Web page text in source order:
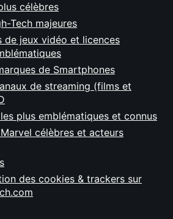
célèbres
Tech majeures
de jeux vidéo et licences
de Smartphones
de streaming (films et
plus emblématiques et connus
célèbres et acteurs
des cookies & trackers sur